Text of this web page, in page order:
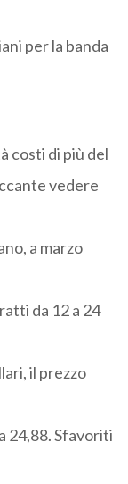
per la banda
costi di più del
vedere
a marzo
da 12 a 24
il prezzo
24,88. Sfavoriti